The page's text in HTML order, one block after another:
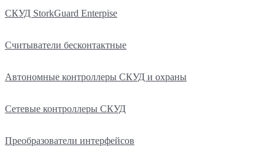
СКУД StorkGuard Enterpise
Считыватели бесконтактные
Автономные контроллеры СКУД и охраны
Сетевые контроллеры СКУД
Преобразователи интерфейсов